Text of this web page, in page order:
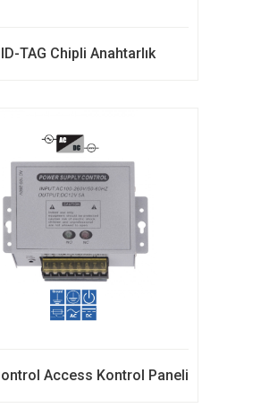
ID-TAG Chipli Anahtarlık
Access Kontrol Paneli